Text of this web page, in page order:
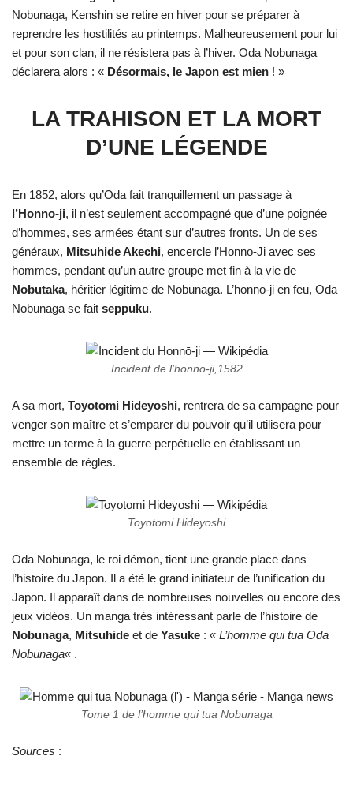
Nobunaga, Kenshin se retire en hiver pour se préparer à
reprendre les hostilités au printemps. Malheureusement pour lui
et pour son clan, il ne résistera pas à l’hiver. Oda Nobunaga
déclarera alors : « Désormais, le Japon est mien ! »
LA TRAHISON ET LA MORT
D’UNE LÉGENDE
En 1852, alors qu’Oda fait tranquillement un passage à
l’Honno-ji, il n’est seulement accompagné que d’une poignée
d’hommes, ses armées étant sur d’autres fronts. Un de ses
généraux, Mitsuhide Akechi, encercle l’Honno-Ji avec ses
hommes, pendant qu’un autre groupe met fin à la vie de
Nobutaka, héritier légitime de Nobunaga. L’honno-ji en feu, Oda
Nobunaga se fait seppuku.
Incident de l’honno-ji,1582
A sa mort, Toyotomi Hideyoshi, rentrera de sa campagne pour
venger son maître et s’emparer du pouvoir qu’il utilisera pour
mettre un terme à la guerre perpétuelle en établissant un
ensemble de règles.
Toyotomi Hideyoshi
Oda Nobunaga, le roi démon, tient une grande place dans
l’histoire du Japon. Il a été le grand initiateur de l’unification du
Japon. Il apparaît dans de nombreuses nouvelles ou encore des
jeux vidéos. Un manga très intéressant parle de l’histoire de
Nobunaga, Mitsuhide et de Yasuke : « L’homme qui tua Oda
Nobunaga« .
Tome 1 de l’homme qui tua Nobunaga
Sources :